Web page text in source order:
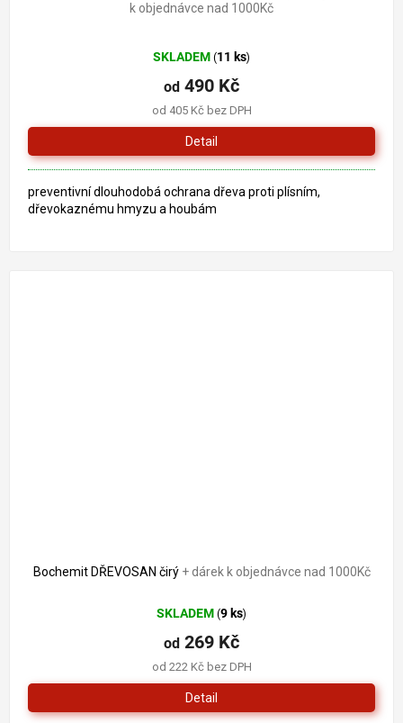
k objednávce nad 1000Kč
hodnocení
produktu
je
5,0
z
5
hvězdiček.
SKLADEM (11 ks)
od 405 Kč bez DPH
od 490 Kč
Detail
preventivní dlouhodobá ochrana dřeva proti plísním,
dřevokaznému hmyzu a houbám
Bochemit DŘEVOSAN čirý + dárek k objednávce nad 1000Kč
SKLADEM (9 ks)
od 222 Kč bez DPH
od 269 Kč
Detail